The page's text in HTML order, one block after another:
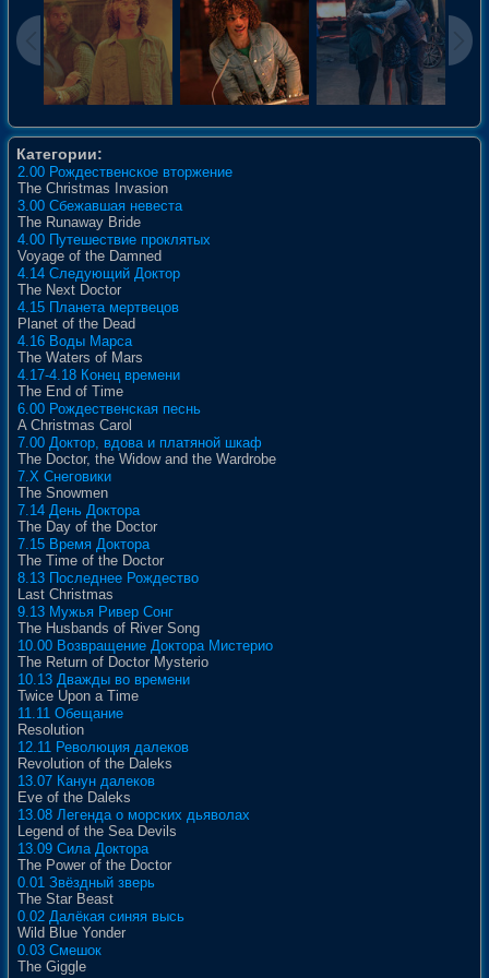
Категории:
2.00 Рождественское вторжение
The Christmas Invasion
3.00 Сбежавшая невеста
The Runaway Bride
4.00 Путешествие проклятых
Voyage of the Damned
4.14 Следующий Доктор
The Next Doctor
4.15 Планета мертвецов
Planet of the Dead
4.16 Воды Марса
The Waters of Mars
4.17-4.18 Конец времени
The End of Time
6.00 Рождественская песнь
A Christmas Carol
7.00 Доктор, вдова и платяной шкаф
The Doctor, the Widow and the Wardrobe
7.X Снеговики
The Snowmen
7.14 День Доктора
The Day of the Doctor
7.15 Время Доктора
The Time of the Doctor
8.13 Последнее Рождество
Last Christmas
9.13 Мужья Ривер Сонг
The Husbands of River Song
10.00 Возвращение Доктора Мистерио
The Return of Doctor Mysterio
10.13 Дважды во времени
Twice Upon a Time
11.11 Обещание
Resolution
12.11 Революция далеков
Revolution of the Daleks
13.07 Канун далеков
Eve of the Daleks
13.08 Легенда о морских дьяволах
Legend of the Sea Devils
13.09 Сила Доктора
The Power of the Doctor
0.01 Звёздный зверь
The Star Beast
0.02 Далёкая синяя высь
Wild Blue Yonder
0.03 Смешок
The Giggle